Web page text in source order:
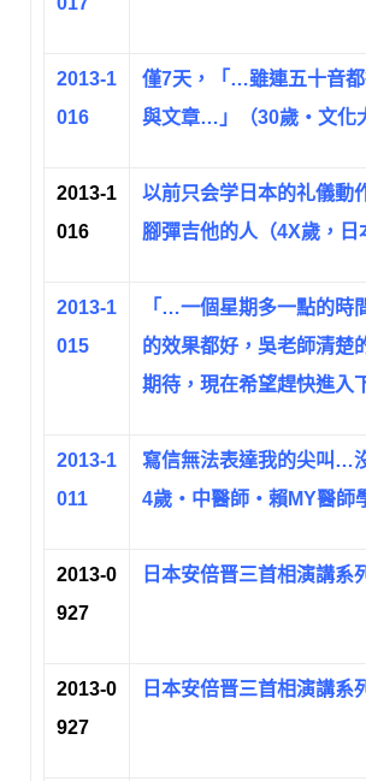
2013-1
016
僅7天，「…雖連五十音
與文章…」（30歲‧文化
2013-1
016
以前只会学日本的礼儀動
腳彈吉他的人（4X歲，日
2013-1
015
「…一個星期多一點的時
的效果都好，吳老師清
期待，現在希望趕快進
2013-1
011
寫信無法表達我的尖叫…
4歲‧中醫師‧賴MY醫師
2013-0
927
日本安倍晋三首相演講
2013-0
927
日本安倍晋三首相演講